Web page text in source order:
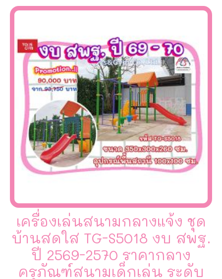
เครื่องเล่นสนามกลางแจ้ง ชุด
บ้านสดใส TG-S5018 งบ สพฐ.
ปี 2569-2570 ราคากลาง
ครุภัณฑ์สนามเด็กเล่น ระดับ